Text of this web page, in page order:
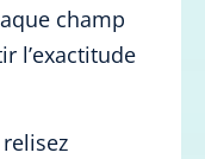
champ
l’exactitude